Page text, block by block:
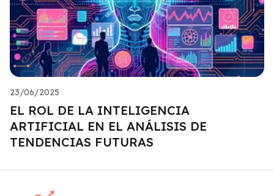
23/06/2025
EL ROL DE LA INTELIGENCIA
ARTIFICIAL EN EL ANÁLISIS DE
TENDENCIAS FUTURAS